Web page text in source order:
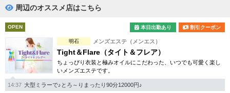
ペアルームあり
フットバスあり 岩盤浴あり
専用駐車場あり 有資格者在籍
日本人スタッフのみ 女性スタッフのみ
スタッフ指名可 Ｗセラピスト
周辺のオススメ店はこちら
OPEN 本日出勤あり 割引クーポン
明石 メンズエステ（メンエス）
Tight＆Flare（タイト＆フレア）
ちょっぴり衣装と極みオイルにこだわった、いつでも可愛く楽し
いメンズエステです。
14:37 大型ミラーで♪とろ～りまったり90分12000円♪